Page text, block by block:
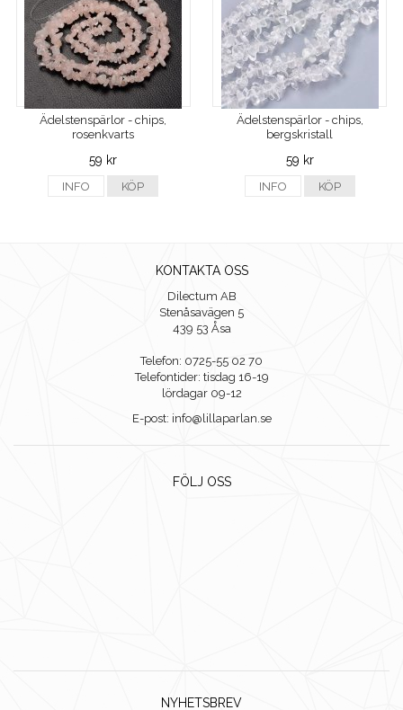
Ädelstenspärlor - chips,
rosenkvarts
59 kr
INFO KÖP
Ädelstenspärlor - chips,
bergskristall
59 kr
INFO KÖP
KONTAKTA OSS
Dilectum AB
Stenåsavägen 5
439 53 Åsa
Telefon: 0725-55 02 70
Telefontider: tisdag 16-19
lördagar 09-12
E-post: info@lillaparlan.se
FÖLJ OSS
NYHETSBREV